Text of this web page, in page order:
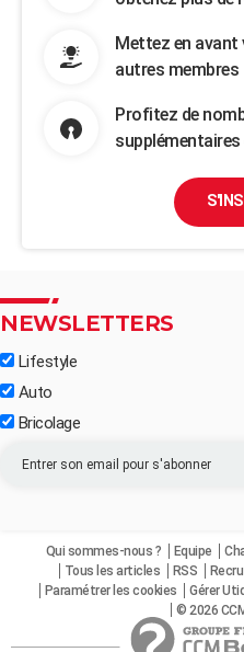
Mettez en avant
autres membres
Profitez de
NEWSLETTERS
Lifestyle
Auto
Bricolage
Qui sommes-nous ? Equipe
Tous les articles
RSS
Paramétrer les cookies
Gérer
© 2026